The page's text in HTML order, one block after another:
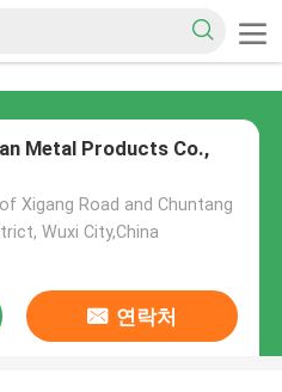
Metal Products Co.,
Xigang Road and Chuntang
Wuxi City,China
연락처